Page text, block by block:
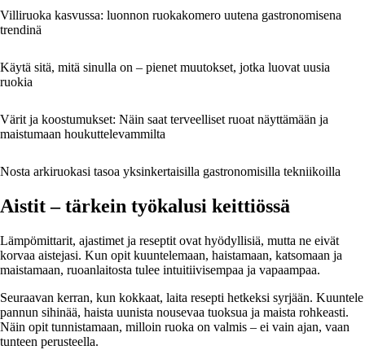
Villiruoka kasvussa: luonnon ruokakomero uutena gastronomisena
trendinä
Käytä sitä, mitä sinulla on – pienet muutokset, jotka luovat uusia
ruokia
Värit ja koostumukset: Näin saat terveelliset ruoat näyttämään ja
maistumaan houkuttelevammilta
Nosta arkiruokasi tasoa yksinkertaisilla gastronomisilla tekniikoilla
Aistit – tärkein työkalusi keittiössä
Lämpömittarit, ajastimet ja reseptit ovat hyödyllisiä, mutta ne eivät
korvaa aistejasi. Kun opit kuuntelemaan, haistamaan, katsomaan ja
maistamaan, ruoanlaitosta tulee intuitiivisempaa ja vapaampaa.
Seuraavan kerran, kun kokkaat, laita resepti hetkeksi syrjään. Kuuntele
pannun sihinää, haista uunista nousevaa tuoksua ja maista rohkeasti.
Näin opit tunnistamaan, milloin ruoka on valmis – ei vain ajan, vaan
tunteen perusteella.